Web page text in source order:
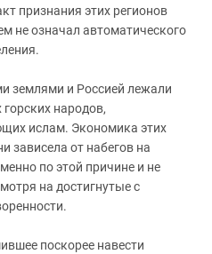
признания этих регионов
не означал автоматического
землями и Россией лежали
народов,
ислам. Экономика этих
зависела от набегов на
по этой причине и не
на достигнутые с
поскорее навести